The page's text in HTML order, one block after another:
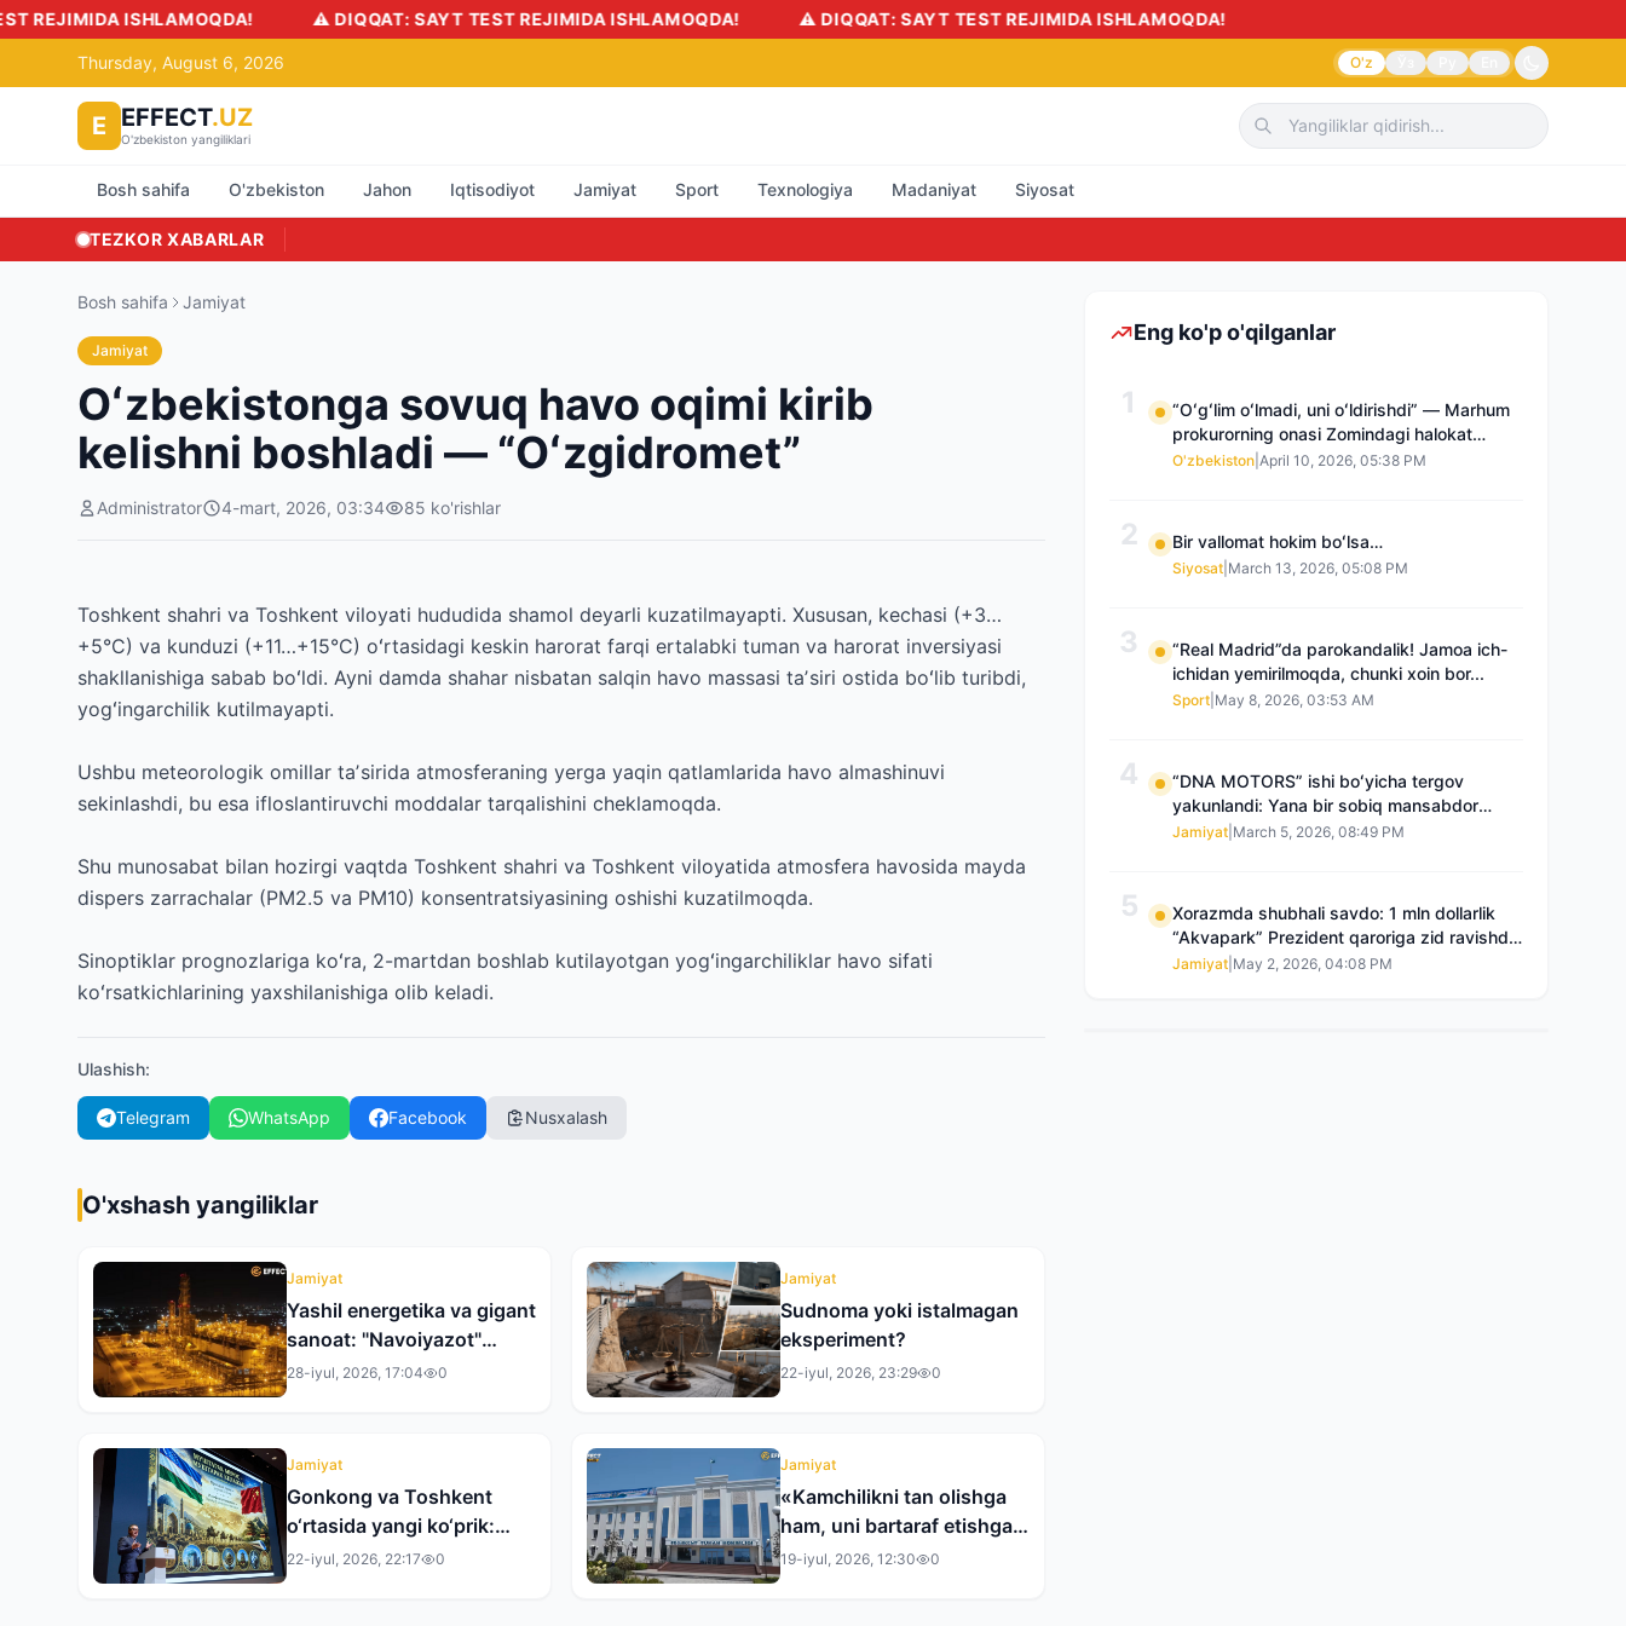
ISHLAMOQDA! ⚠️ DIQQAT: SAYT TEST REJIMIDA ISHLAMOQDA! ⚠️ DIQQAT: SAYT TEST REJIMIDA ISHLAMOQDA!
Thursday, August 6, 2026 O'z
E EFFECT.UZ
O'zbekiston yangiliklari
Bosh sahifa O'zbekiston Jahon Iqtisodiyot Jamiyat Sport Texnologiya Madaniyat Siyosat
TEZKOR XABARLAR
Bosh sahifa Jamiyat
Jamiyat
Oʻzbekistonga sovuq havo oqimi kirib
kelishni boshladi — “Oʻzgidromet”
Administrator 4-mart, 2026, 03:34 85 ko'rishlar
Toshkent shahri va Toshkent viloyati hududida shamol deyarli kuzatilmayapti. Xususan, kechasi (+3…
+5°C) va kunduzi (+11…+15°C) oʻrtasidagi keskin harorat farqi ertalabki tuman va harorat inversiyasi
shakllanishiga sabab boʻldi. Ayni damda shahar nisbatan salqin havo massasi taʼsiri ostida boʻlib turibdi,
yogʻingarchilik kutilmayapti.
Ushbu meteorologik omillar taʼsirida atmosferaning yerga yaqin qatlamlarida havo almashinuvi
sekinlashdi, bu esa ifloslantiruvchi moddalar tarqalishini cheklamoqda.
Shu munosabat bilan hozirgi vaqtda Toshkent shahri va Toshkent viloyatida atmosfera havosida mayda
dispers zarrachalar (PM2.5 va PM10) konsentratsiyasining oshishi kuzatilmoqda.
Sinoptiklar prognozlariga koʻra, 2-martdan boshlab kutilayotgan yogʻingarchiliklar havo sifati
koʻrsatkichlarining yaxshilanishiga olib keladi.
Ulashish:
Telegram WhatsApp Facebook Nusxalash
O'xshash yangiliklar
Jamiyat
Yashil energetika va gigant
sanoat: "Navoiyazot"
AJning yangi zamonaviy
28-iyul, 2026, 17:04 0
Jamiyat
Sudnoma yoki istalmagan
eksperiment?
22-iyul, 2026, 23:29 0
Jamiyat
Gonkong va Toshkent
o‘rtasida yangi ko‘prik:
Islom sivilizatsiyasi
22-iyul, 2026, 22:17 0
Jamiyat
«Kamchilikni tan olishga
ham, uni bartaraf etishga
ham tayyorman»:
19-iyul, 2026, 12:30 0
Eng ko'p o'qilganlar
1
“Oʻgʻlim oʻlmadi, uni oʻldirishdi” — Marhum
prokurorning onasi Zomindagi halokat
boʻyicha qayta tergov talab qilmoqda
O'zbekiston April 10, 2026, 05:38 PM
2 Bir vallomat hokim boʻlsa…
Siyosat March 13, 2026, 05:08 PM
3
“Real Madrid”da parokandalik! Jamoa ich-
ichidan yemirilmoqda, chunki xoin bor...
Sport May 8, 2026, 03:53 AM
4
“DNA MOTORS” ishi boʻyicha tergov
yakunlandi: Yana bir sobiq mansabdor
qamoqqa olingan, Saidnazirxanovaning
Jamiyat March 5, 2026, 08:49 PM
5
Xorazmda shubhali savdo: 1 mln dollarlik
“Akvapark” Prezident qaroriga zid ravishda
sotilgani maʼlum boʻldi
Jamiyat May 2, 2026, 04:08 PM